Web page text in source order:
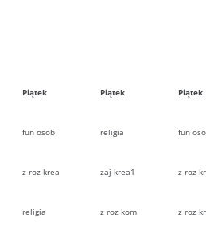
Piątek Piątek Piątek
fun osob religia fun
z roz krea zaj krea1 z roz
religia z roz kom z roz